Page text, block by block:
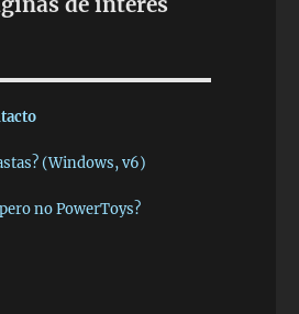
(Windows, v6)
no PowerToys?